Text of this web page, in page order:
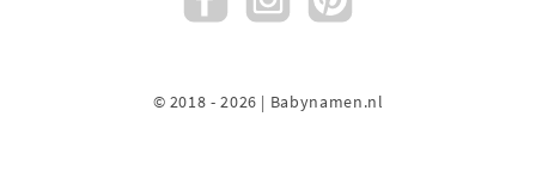
© 2018 - 2026 | Babynamen.nl